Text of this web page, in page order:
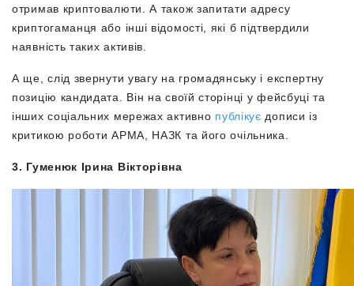
отримав криптовалюти. А також запитати адресу
криптогаманця або інші відомості, які б підтвердили
наявність таких активів.
А ще, слід звернути увагу на громадянську і експертну
позицію кандидата. Він на своїй сторінці у фейсбуці та
інших соціальних мережах активно публікує дописи із
критикою роботи АРМА, НАЗК та його очільника.
3. Гуменюк Ірина Вікторівна